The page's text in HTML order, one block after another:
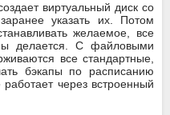
виртуальный диск со
указать их. Потом
желаемое, все
делается. С файловыми
все стандартные,
бэкапы по расписанию
через встроенный